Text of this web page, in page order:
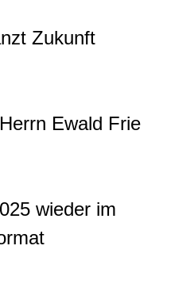
Zukunft
Ewald Frie
wieder im